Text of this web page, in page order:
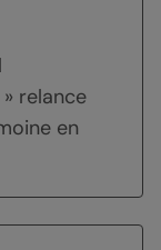
relance
en